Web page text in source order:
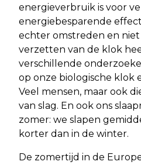
energieverbruik is voor
energiebesparende
echter omstreden en
verzetten van de klok
verschillende
op onze biologische klok
Veel mensen, maar ook
van slag. En ook ons
zomer: we slapen
korter dan in de winter.
De zomertijd in de